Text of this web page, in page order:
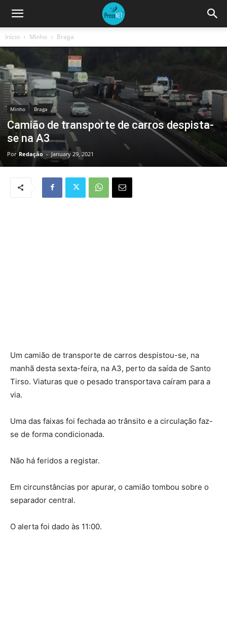
Início Minho Braga
Minho Braga
Camião de transporte de carros despista-
se na A3
Por Redação - January 29, 2021
Um camião de transporte de carros despistou-se, na
manhã desta sexta-feira, na A3, perto da saída de Santo
Tirso. Viaturas que o pesado transportava caíram para a
via.
Uma das faixas foi fechada ao trânsito e a circulação faz-
se de forma condicionada.
Não há feridos a registar.
Em circunstâncias por apurar, o camião tombou sobre o
separador central.
O alerta foi dado às 11:00.